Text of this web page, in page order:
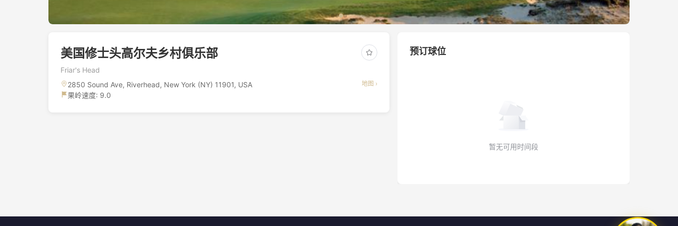
美国修士头高尔夫乡村俱乐部
Friar's Head
2850 Sound Ave, Riverhead, New York (NY) 11901, USA
地图 ›
果岭速度: 9.0
预订球位
暂无可用时间段